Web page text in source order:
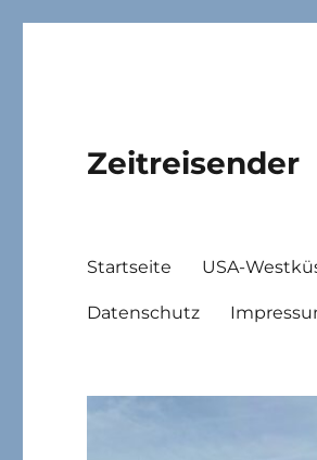
Zeitreisender
Startseite USA-
Datenschutz